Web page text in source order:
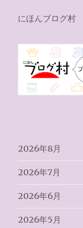
にほんブログ村
2026年8月
2026年7月
2026年6月
2026年5月